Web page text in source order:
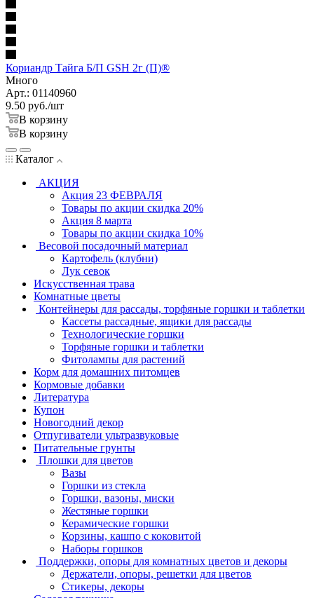
Кориандр Тайга Б/П GSH 2г (П)®
Много
Арт.: 01140960
9.50 руб./шт
В корзину
В корзину
Каталог
АКЦИЯ
Акция 23 ФЕВРАЛЯ
Товары по акции скидка 20%
Акция 8 марта
Товары по акции скидка 10%
Весовой посадочный материал
Картофель (клубни)
Лук севок
Искусственная трава
Комнатные цветы
Контейнеры для рассады, торфяные горшки и таблетки
Кассеты рассадные, ящики для рассады
Технологические горшки
Торфяные горшки и таблетки
Фитолампы для растений
Корм для домашних питомцев
Кормовые добавки
Литература
Купон
Новогодний декор
Отпугиватели ультразвуковые
Питательные грунты
Плошки для цветов
Вазы
Горшки из стекла
Горшки, вазоны, миски
Жестяные горшки
Керамические горшки
Корзины, кашпо с коковитой
Наборы горшков
Поддержки, опоры для комнатных цветов и декоры
Держатели, опоры, решетки для цветов
Стикеры, декоры